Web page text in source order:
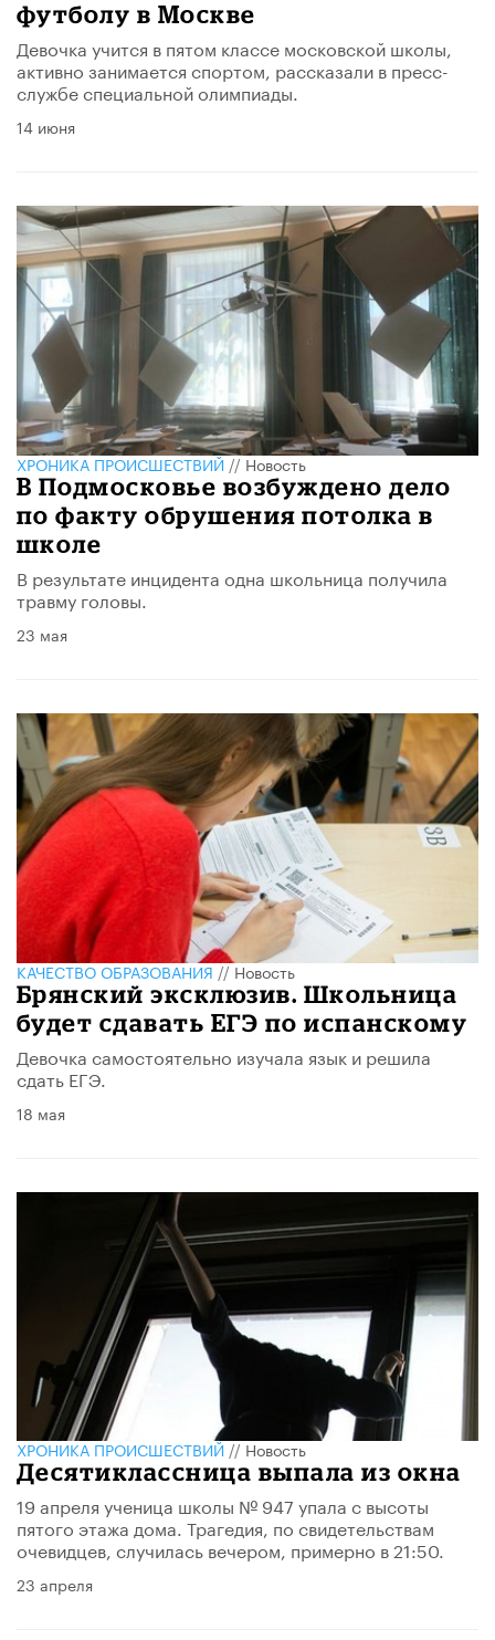
футболу в Москве
Девочка учится в пятом классе московской школы,
активно занимается спортом, рассказали в пресс-
службе специальной олимпиады.
14 июня
ХРОНИКА ПРОИСШЕСТВИЙ//Новость
В Подмосковье возбуждено дело
по факту обрушения потолка в
школе
В результате инцидента одна школьница получила
травму головы.
23 мая
КАЧЕСТВО ОБРАЗОВАНИЯ//Новость
Брянский эксклюзив. Школьница
будет сдавать ЕГЭ по испанскому
Девочка самостоятельно изучала язык и решила
сдать ЕГЭ.
18 мая
ХРОНИКА ПРОИСШЕСТВИЙ//Новость
Десятиклассница выпала из окна
19 апреля ученица школы № 947 упала с высоты
пятого этажа дома. Трагедия, по свидетельствам
очевидцев, случилась вечером, примерно в 21:50.
23 апреля